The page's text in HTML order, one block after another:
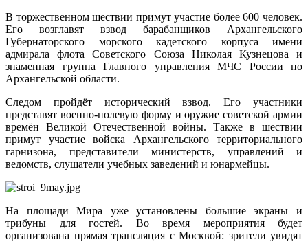
В торжественном шествии примут участие более 600 человек.
Его возглавят взвод барабанщиков Архангельского
Губернаторского морского кадетского корпуса имени
адмирала флота Советского Союза Николая Кузнецова и
знаменная группа Главного управления МЧС России по
Архангельской области.
Следом пройдёт исторический взвод. Его участники
представят военно-полевую форму и оружие советской армии
времён Великой Отечественной войны. Также в шествии
примут участие войска Архангельского территориального
гарнизона, представители министерств, управлений и
ведомств, слушатели учебных заведений и юнармейцы.
На площади Мира уже установлены большие экраны и
трибуны для гостей. Во время мероприятия будет
организована прямая трансляция с Москвой: зрители увидят